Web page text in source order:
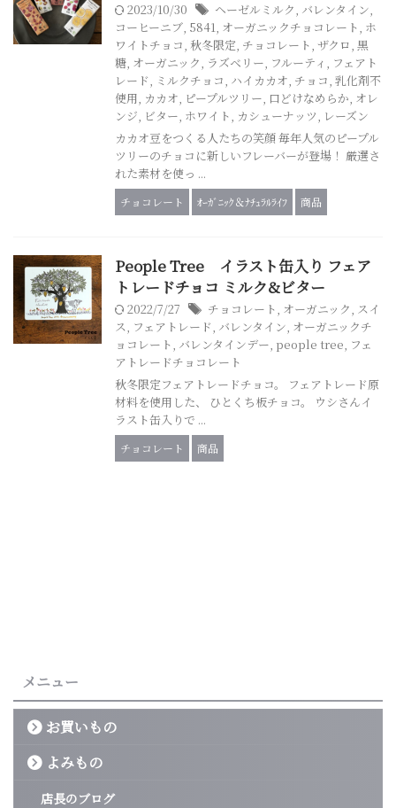
2023/10/30 ヘーゼルミルク, バレンタイン,
コーヒーニブ, 5841, オーガニックチョコレート, ホ
ワイトチョコ, 秋冬限定, チョコレート, ザクロ, 黒
糖, オーガニック, ラズベリー, フルーティ , フェアト
レード, ミルクチョコ, ハイカカオ, チョコ, 乳化剤不
使用, カカオ, ピープルツリー, 口どけなめらか, オレ
ンジ, ビター, ホワイト, カシューナッツ, レーズン
カカオ豆をつくる人たちの笑顔 毎年人気のピープル
ツリーのチョコに新しいフレーバーが登場！ 厳選さ
れた素材を使っ ...
チョコレート ｵｰｶﾞﾆｯｸ＆ﾅﾁｭﾗﾙﾗｲﾌ 商品
People Tree イラスト缶入り フェア
トレードチョコ ミルク&ビター
2022/7/27 チョコレート, オーガニック, スイ
ス, フェアトレード, バレンタイン, オーガニックチ
ョコレート, バレンタインデー, people tree, フェ
アトレードチョコレート
秋冬限定フェアトレードチョコ。 フェアトレード原
材料を使用した、 ひとくち板チョコ。 ウシさんイ
ラスト缶入りで ...
チョコレート 商品
メニュー
お買いもの
よみもの
店長のブログ